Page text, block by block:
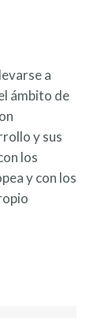
a
ámbito de
y sus
los
y con los